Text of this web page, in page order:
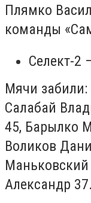
Плямко
команды
Селект-2
Мячи
Салабай
45, Барылко
Воликов
Александр 37.